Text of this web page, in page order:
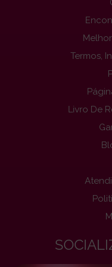
Termos,
Livro De